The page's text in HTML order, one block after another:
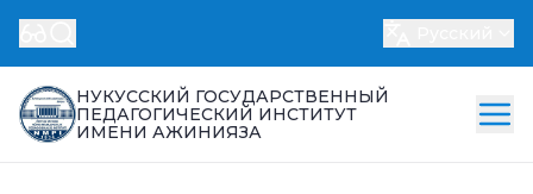
НУКУССКИЙ ГОСУДАРСТВЕННЫЙ
ПЕДАГОГИЧЕСКИЙ ИНСТИТУТ
ИМЕНИ АЖИНИЯЗА